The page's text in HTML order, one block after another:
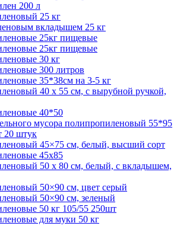
200 л
25 кг
вкладышем 25 кг
25кг пищевые
25кг пищевые
30 кг
300 литров
35*38см на 3-5 кг
40 х 55 см, с вырубной ручкой,
40*50
мусора полипропиленовый 55*95
20 штук
45×75 см, белый, высший сорт
45х85
50 x 80 см, белый, с вкладышем,
50×90 см, цвет серый
50×90 см, зеленый
50 кг 105/55 250шт
для муки 50 кг